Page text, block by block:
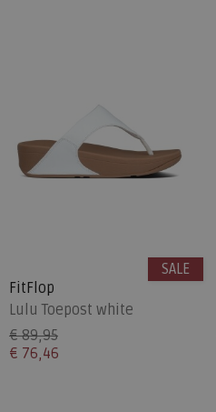
FitFlop
Lulu Toepost white
€ 89,95
€ 76,46
SALE